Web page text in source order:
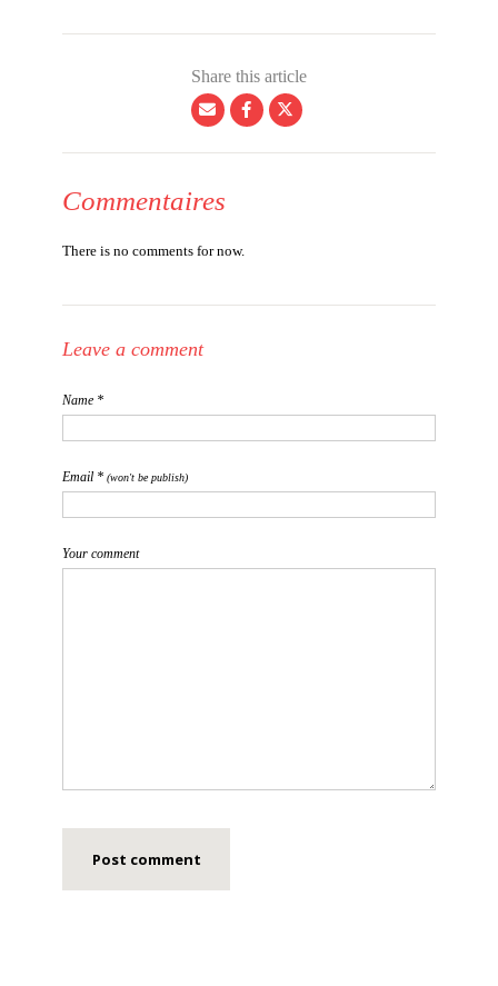
Share this article
Commentaires
There is no comments for now.
Leave a comment
Name *
Email * (won't be publish)
Your comment